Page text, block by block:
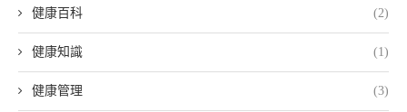
健康百科 (2)
健康知識 (1)
健康管理 (3)